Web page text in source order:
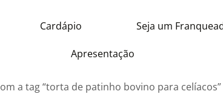
Cardápio Seja um
Apresentação
a tag “torta de patinho bovino para celíacos”